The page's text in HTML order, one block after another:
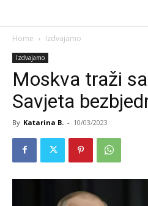
Home Izdvajamo
Izdvajamo
Moskva traži
Savjeta
By Katarina B. - 10/03/2023